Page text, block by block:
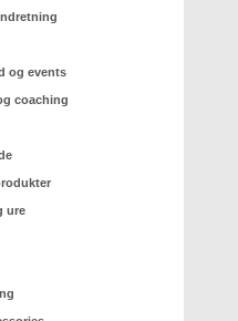
og events
coaching
ure